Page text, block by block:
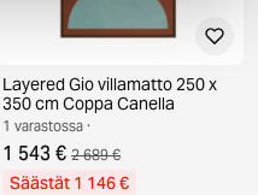
Layered Gio villamatto 250 x
350 cm Coppa Canella
1 varastossa ·
1 543 € 2 689 €
Säästät 1 146 €